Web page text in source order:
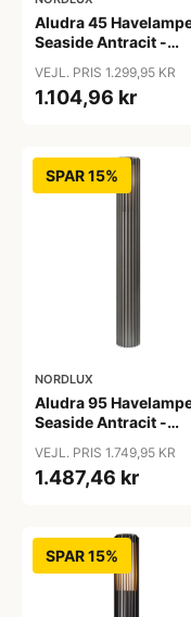
Aludra 45
Seaside Antracit -
VEJL. PRIS 1.299,95 KR
1.104,96 kr
SPAR 15%
NORDLUX
Aludra 95
Seaside Antracit -
VEJL. PRIS 1.749,95 KR
1.487,46 kr
SPAR 15%